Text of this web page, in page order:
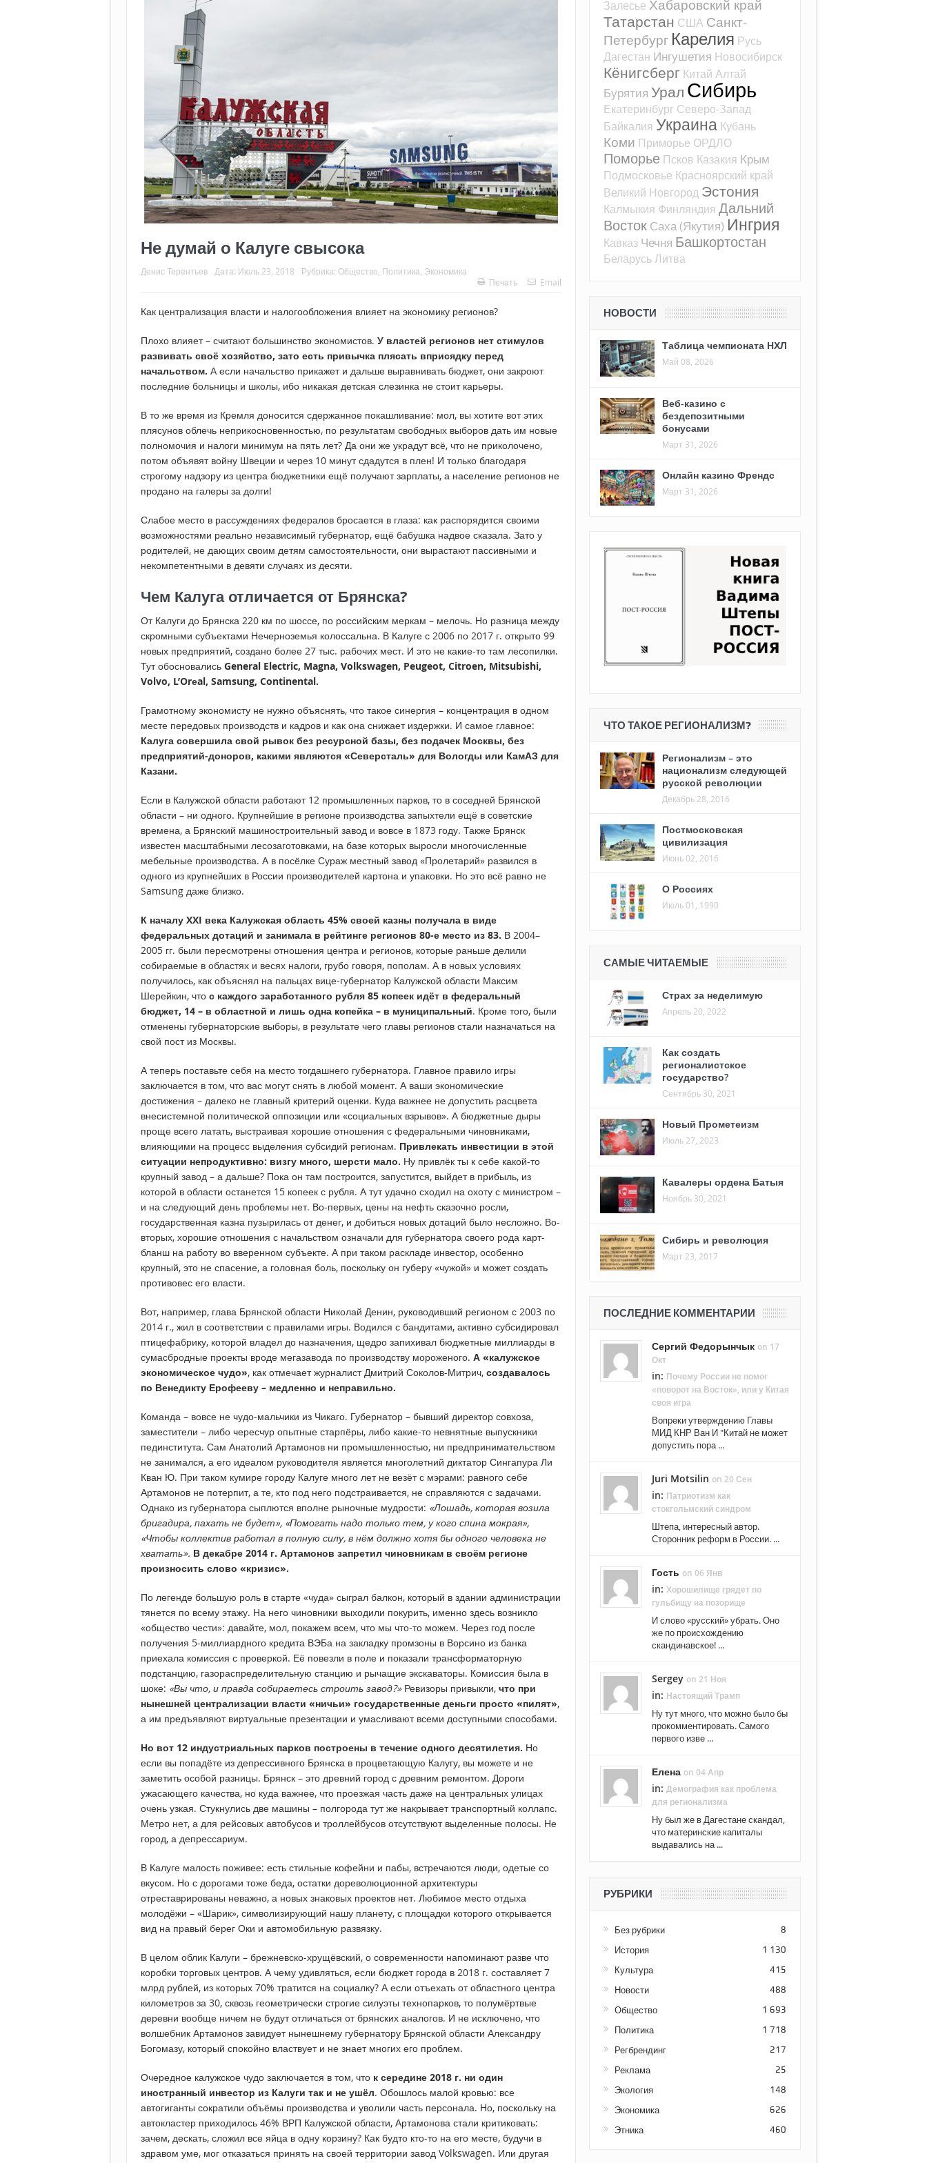
Не думай о Калуге свысока
Денис Терентьев Дата: Июль 23, 2018 Рубрика: Общество Политика Экономика
Печать
Email
Как централизация власти и налогообложения влияет на экономику регионов?
Плохо влияет – считают большинство экономистов. У властей регионов нет стимулов
развивать своё хозяйство, зато есть привычка плясать вприсядку перед
начальством. А если начальство прикажет и дальше выравнивать бюджет, они закроют
последние больницы и школы, ибо никакая детская слезинка не стоит карьеры.
В то же время из Кремля доносится сдержанное покашливание: мол, вы хотите вот этих
плясунов облечь неприкосновенностью, по результатам свободных выборов дать им новые
полномочия и налоги минимум на пять лет? Да они же украдут всё, что не приколочено,
потом объявят войну Швеции и через 10 минут сдадутся в плен! И только благодаря
строгому надзору из центра бюджетники ещё получают зарплаты, а население регионов не
продано на галеры за долги!
Слабое место в рассуждениях федералов бросается в глаза: как распорядится своими
возможностями реально независимый губернатор, ещё бабушка надвое сказала. Зато у
родителей, не дающих своим детям самостоятельности, они вырастают пассивными и
некомпетентными в девяти случаях из десяти.
Чем Калуга отличается от Брянска?
От Калуги до Брянска 220 км по шоссе, по российским меркам – мелочь. Но разница между
скромными субъектами Нечерноземья колоссальна. В Калуге с 2006 по 2017 г. открыто 99
новых предприятий, создано более 27 тыс. рабочих мест. И это не какие-то там лесопилки.
Тут обосновались General Electric, Magna, Volkswagen, Peugeot, Citroen, Mitsubishi,
Volvo, L’Orеal, Samsung, Continental.
Грамотному экономисту не нужно объяснять, что такое синергия – концентрация в одном
месте передовых производств и кадров и как она снижает издержки. И самое главное:
Калуга совершила свой рывок без ресурсной базы, без подачек Москвы, без
предприятий-доноров, какими являются «Северсталь» для Вологды или КамАЗ для
Казани.
Если в Калужской области работают 12 промышленных парков, то в соседней Брянской
области – ни одного. Крупнейшие в регионе производства запыхтели ещё в советские
времена, а Брянский машиностроительный завод и вовсе в 1873 году. Также Брянск
известен масштабными лесозаготовками, на базе которых выросли многочисленные
мебельные производства. А в посёлке Сураж местный завод «Пролетарий» развился в
одного из крупнейших в России производителей картона и упаковки. Но это всё равно не
Samsung даже близко.
К началу XXI века Калужская область 45% своей казны получала в виде
федеральных дотаций и занимала в рейтинге регионов 80-е место из 83. В 2004–
2005 гг. были пересмотрены отношения центра и регионов, которые раньше делили
собираемые в областях и весях налоги, грубо говоря, пополам. А в новых условиях
получилось, как объяснял на пальцах вице-губернатор Калужской области Максим
Шерейкин, что с каждого заработанного рубля 85 копеек идёт в федеральный
бюджет, 14 – в областной и лишь одна копейка – в муниципальный. Кроме того, были
отменены губернаторские выборы, в результате чего главы регионов стали назначаться на
свой пост из Москвы.
А теперь поставьте себя на место тогдашнего губернатора. Главное правило игры
заключается в том, что вас могут снять в любой момент. А ваши экономические
достижения – далеко не главный критерий оценки. Куда важнее не допустить расцвета
внесистемной политической оппозиции или «социальных взрывов». А бюджетные дыры
проще всего латать, выстраивая хорошие отношения с федеральными чиновниками,
влияющими на процесс выделения субсидий регионам. Привлекать инвестиции в этой
ситуации непродуктивно: визгу много, шерсти мало. Ну привлёк ты к себе какой-то
крупный завод – а дальше? Пока он там построится, запустится, выйдет в прибыль, из
которой в области останется 15 копеек с рубля. А тут удачно сходил на охоту с министром –
и на следующий день проблемы нет. Во-первых, цены на нефть сказочно росли,
государственная казна пузырилась от денег, и добиться новых дотаций было несложно. Во-
вторых, хорошие отношения с начальством означали для губернатора своего рода карт-
бланш на работу во вверенном субъекте. А при таком раскладе инвестор, особенно
крупный, это не спасение, а головная боль, поскольку он губеру «чужой» и может создать
противовес его власти.
Вот, например, глава Брянской области Николай Денин, руководивший регионом с 2003 по
2014 г., жил в соответствии с правилами игры. Водился с бандитами, активно субсидировал
птицефабрику, которой владел до назначения, щедро запихивал бюджетные миллиарды в
сумасбродные проекты вроде мегазавода по производству мороженого. А «калужское
экономическое чудо», как отмечает журналист Дмитрий Соколов-Митрич, создавалось
по Венедикту Ерофееву – медленно и неправильно.
Команда – вовсе не чудо-мальчики из Чикаго. Губернатор – бывший директор совхоза,
заместители – либо чересчур опытные старпёры, либо какие-то невнятные выпускники
пединститута. Сам Анатолий Артамонов ни промышленностью, ни предпринимательством
не занимался, а его идеалом руководителя является многолетний диктатор Сингапура Ли
Кван Ю. При таком кумире городу Калуге много лет не везёт с мэрами: равного себе
Артамонов не потерпит, а те, кто под него подстраивается, не справляются с задачами.
Однако из губернатора сыплются вполне рыночные мудрости: «Лошадь, которая возила
бригадира, пахать не будет», «Помогать надо только тем, у кого спина мокрая»,
«Чтобы коллектив работал в полную силу, в нём должно хотя бы одного человека не
хватать». В декабре 2014 г. Артамонов запретил чиновникам в своём регионе
произносить слово «кризис».
По легенде большую роль в старте «чуда» сыграл балкон, который в здании администрации
тянется по всему этажу. На него чиновники выходили покурить, именно здесь возникло
«общество чести»: давайте, мол, покажем всем, что мы что-то можем. Через год после
получения 5-миллиардного кредита ВЭБа на закладку промзоны в Ворсино из банка
приехала комиссия с проверкой. Её повезли в поле и показали трансформаторную
подстанцию, газораспределительную станцию и рычащие экскаваторы. Комиссия была в
шоке: «Вы что, и правда собираетесь строить завод?»Ревизоры привыкли, что при
нынешней централизации власти «ничьи» государственные деньги просто «пилят»,
а им предъявляют виртуальные презентации и умасливают всеми доступными способами.
Но вот 12 индустриальных парков построены в течение одного десятилетия. Но
если вы попадёте из депрессивного Брянска в процветающую Калугу, вы можете и не
заметить особой разницы. Брянск – это древний город с древним ремонтом. Дороги
ужасающего качества, но куда важнее, что проезжая часть даже на центральных улицах
очень узкая. Стукнулись две машины – полгорода тут же накрывает транспортный коллапс.
Метро нет, а для рейсовых автобусов и троллейбусов отсутствуют выделенные полосы. Не
город, а депрессариум.
В Калуге малость поживее: есть стильные кофейни и пабы, встречаются люди, одетые со
вкусом. Но с дорогами тоже беда, остатки дореволюционной архитектуры
отреставрированы неважно, а новых знаковых проектов нет. Любимое место отдыха
молодёжи – «Шарик», символизирующий нашу планету, с площадки которого открывается
вид на правый берег Оки и автомобильную развязку.
В целом облик Калуги – брежневско-хрущёвский, о современности напоминают разве что
коробки торговых центров. А чему удивляться, если бюджет города в 2018 г. составляет 7
млрд рублей, из которых 70% тратится на социалку? А если отъехать от областного центра
километров за 30, сквозь геометрически строгие силуэты технопарков, то полумёртвые
деревни вообще ничем не будут отличаться от брянских аналогов. И не исключено, что
волшебник Артамонов завидует нынешнему губернатору Брянской области Александру
Богомазу, который спокойно властвует и не знает многих его проблем.
Очередное калужское чудо заключается в том, что к середине 2018 г. ни один
иностранный инвестор из Калуги так и не ушёл. Обошлось малой кровью: все
автогиганты сократили объёмы производства и уволили часть персонала. Но, поскольку на
автокластер приходилось 46% ВРП Калужской области, Артамонова стали критиковать:
зачем, дескать, сложил все яйца в одну корзину? Как будто кто-то на его месте, будучи в
здравом уме, мог отказаться принять на своей территории завод Volkswagen. Или другая
Залесье Хабаровский край
Татарстан США Санкт-
Петербург Карелия Русь
Дагестан Ингушетия Новосибирск
Кёнигсберг Китай Алтай
Бурятия Урал Сибирь
Екатеринбург Северо-Запад
Байкалия Украина Кубань
Коми Приморье ОРДЛО
Поморье Псков Казакия Крым
Подмосковье Красноярский край
Великий Новгород Эстония
Калмыкия Финляндия Дальний
Восток Саха (Якутия) Ингрия
Кавказ Чечня Башкортостан
БеларусьЛитва
НОВОСТИ
Таблица чемпионата НХЛ
Май 08, 2026
Веб-казино с
бездепозитными
бонусами
Март 31, 2026
Онлайн казино Френдс
Март 31, 2026
ЧТО ТАКОЕ РЕГИОНАЛИЗМ?
Регионализм – это
национализм следующей
русской революции
Декабрь 28, 2016
Постмосковская
цивилизация
Июнь 02, 2016
О Россиях
Июль 01, 1990
САМЫЕ ЧИТАЕМЫЕ
Страх за неделимую
Апрель 20, 2022
Как создать
регионалистское
государство?
Сентябрь 30, 2021
Новый Прометеизм
Июль 27, 2023
Кавалеры ордена Батыя
Ноябрь 30, 2021
Сибирь и революция
Март 23, 2017
ПОСЛЕДНИЕ КОММЕНТАРИИ
Сергий Федорынчык on 17
Окт
in: Почему России не помог
«поворот на Восток», или у Китая
своя игра
Вопреки утверждению Главы
МИД КНР Ван И "Китай не может
допустить пора ...
Juri Motsilin on 20 Сен
in: Патриотизм как
стокгольмский синдром
Штепа, интересный автор.
Сторонник реформ в России. ...
Гость on 06 Янв
in: Хорошилище грядет по
гульбищу на позорище
И слово «русский» убрать. Оно
же по происхождению
скандинавское! ...
Sergey on 21 Ноя
in: Настоящий Трамп
Ну тут много, что можно было бы
прокомментировать. Самого
первого изве ...
Елена on 04 Апр
in: Демография как проблема
для регионализма
Ну был же в Дагестане скандал,
что материнские капиталы
выдавались на ...
РУБРИКИ
Без рубрики 8
История 1 130
Культура 415
Новости 488
Общество 1 693
Политика 1 718
Регбрендинг 217
Реклама 25
Экология 148
Экономика 626
Этника 460